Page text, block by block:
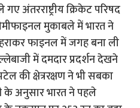
अंतरराष्ट्रीय क्रिकेट परिषद
मुकाबले में भारत ने
फाइनल में जगह बना ली
में दमदार प्रदर्शन देखने
की क्षेत्ररक्षण ने भी सबका
के अनुसार भारत ने पहले